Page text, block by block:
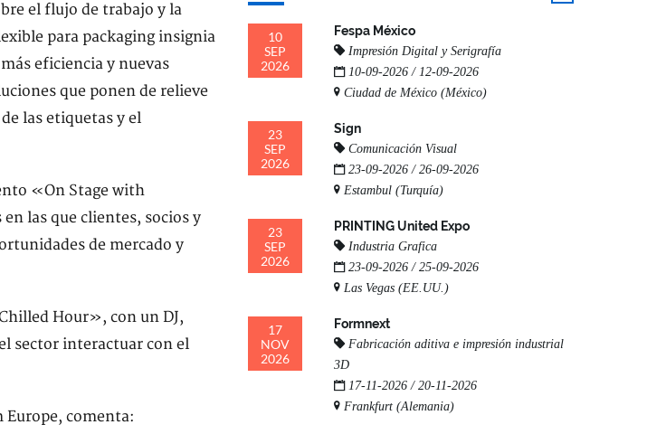
el flujo de trabajo y la
para packaging insignia
eficiencia y nuevas
que ponen de relieve
las etiquetas y el
«On Stage with
las que clientes, socios y
de mercado y
Hour», con un DJ,
sector interactuar con el
comenta:
10
SEP
2026
Fespa México
Impresión Digital y Serigrafía
10-09-2026 / 12-09-2026
Ciudad de México (México)
23
SEP
2026
Sign
Comunicación Visual
23-09-2026 / 26-09-2026
Estambul (Turquía)
23
SEP
2026
PRINTING United Expo
Industria Grafica
23-09-2026 / 25-09-2026
Las Vegas (EE.UU.)
17
NOV
2026
Formnext
Fabricación aditiva e impresión industrial
3D
17-11-2026 / 20-11-2026
Frankfurt (Alemania)